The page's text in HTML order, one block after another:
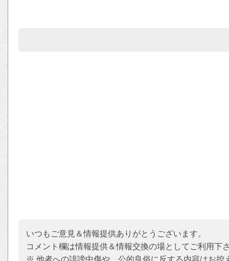
いつもご意見＆情報提供ありがとうございます。
コメント欄は情報提供＆情報交換の場としてご利用下
※ 他者への誹謗中傷や、公的良俗に反する内容はお控